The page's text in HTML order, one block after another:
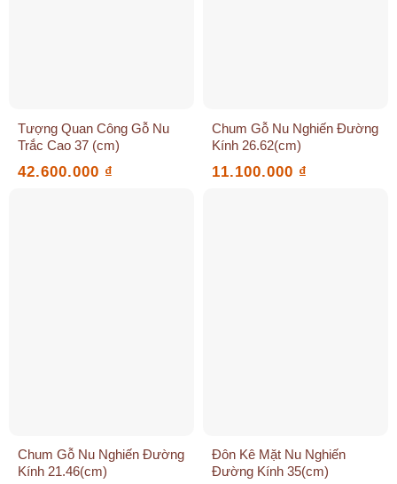
Tượng Quan Công Gỗ Nu
Trắc Cao 37 (cm)
42.600.000 ₫
Chum Gỗ Nu Nghiến Đường
Kính 26.62(cm)
11.100.000 ₫
Chum Gỗ Nu Nghiến Đường
Kính 21.46(cm)
Đôn Kê Mặt Nu Nghiến
Đường Kính 35(cm)